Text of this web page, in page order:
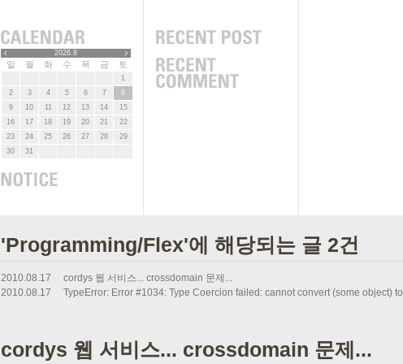
2026.8
일 월 화 수 목 금 토
1
2
3 4 5 6 7
8
9
10 11 12 13 14
15
16
17 18 19 20 21
22
23
24 25 26 27 28
29
30
31
'Programming/Flex'에 해당되는 글 2건
2010.08.17
cordys 웹 서비스... crossdomain 문제...
2010.08.17
TypeError: Error #1034: Type Coercion failed: cannot convert (some object)
cordys 웹 서비스... crossdomain 문제...